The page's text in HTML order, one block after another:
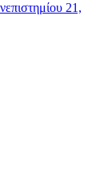
21,